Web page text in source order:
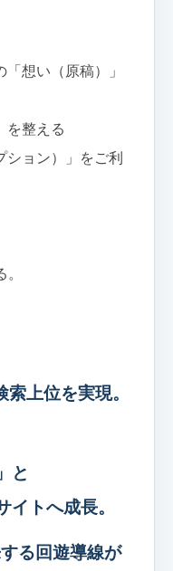
想い（原稿）」
を整える
ション）」をご利
上位を実現。
と
トへ成長。
る回遊導線が